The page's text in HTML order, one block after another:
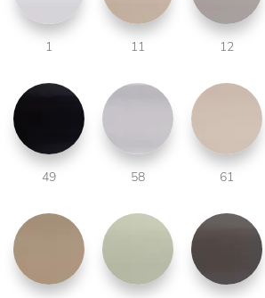
1 11 12
49 58 61